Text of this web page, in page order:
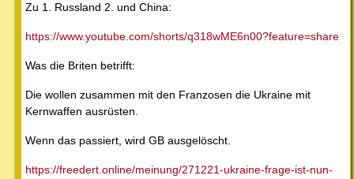
Zu 1. Russland 2. und China:
https://www.youtube.com/shorts/q318wME6n00?feature=share
Was die Briten betrifft:
Die wollen zusammen mit den Franzosen die Ukraine mit
Kernwaffen ausrüsten.
Wenn das passiert, wird GB ausgelöscht.
https://freedert.online/meinung/271221-ukraine-frage-ist-nun-